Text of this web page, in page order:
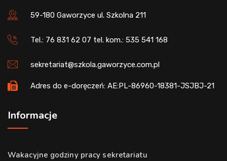
59-180 Gaworzyce ul. Szkolna 211
Tel.: 76 831 62 07 tel. kom.: 535 541 168
sekretariat@szkola.gaworzyce.com.pl
Adres do e-doręczeń: AE:PL-86960-18381-JSJBJ-21
Informacje
Wakacyjne godziny pracy sekretariatu